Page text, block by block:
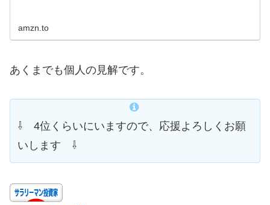
amzn.to
あくまでも個人の見解です。
⇩ 4位くらいにいますので、応援よろしくお願
いします ⇩